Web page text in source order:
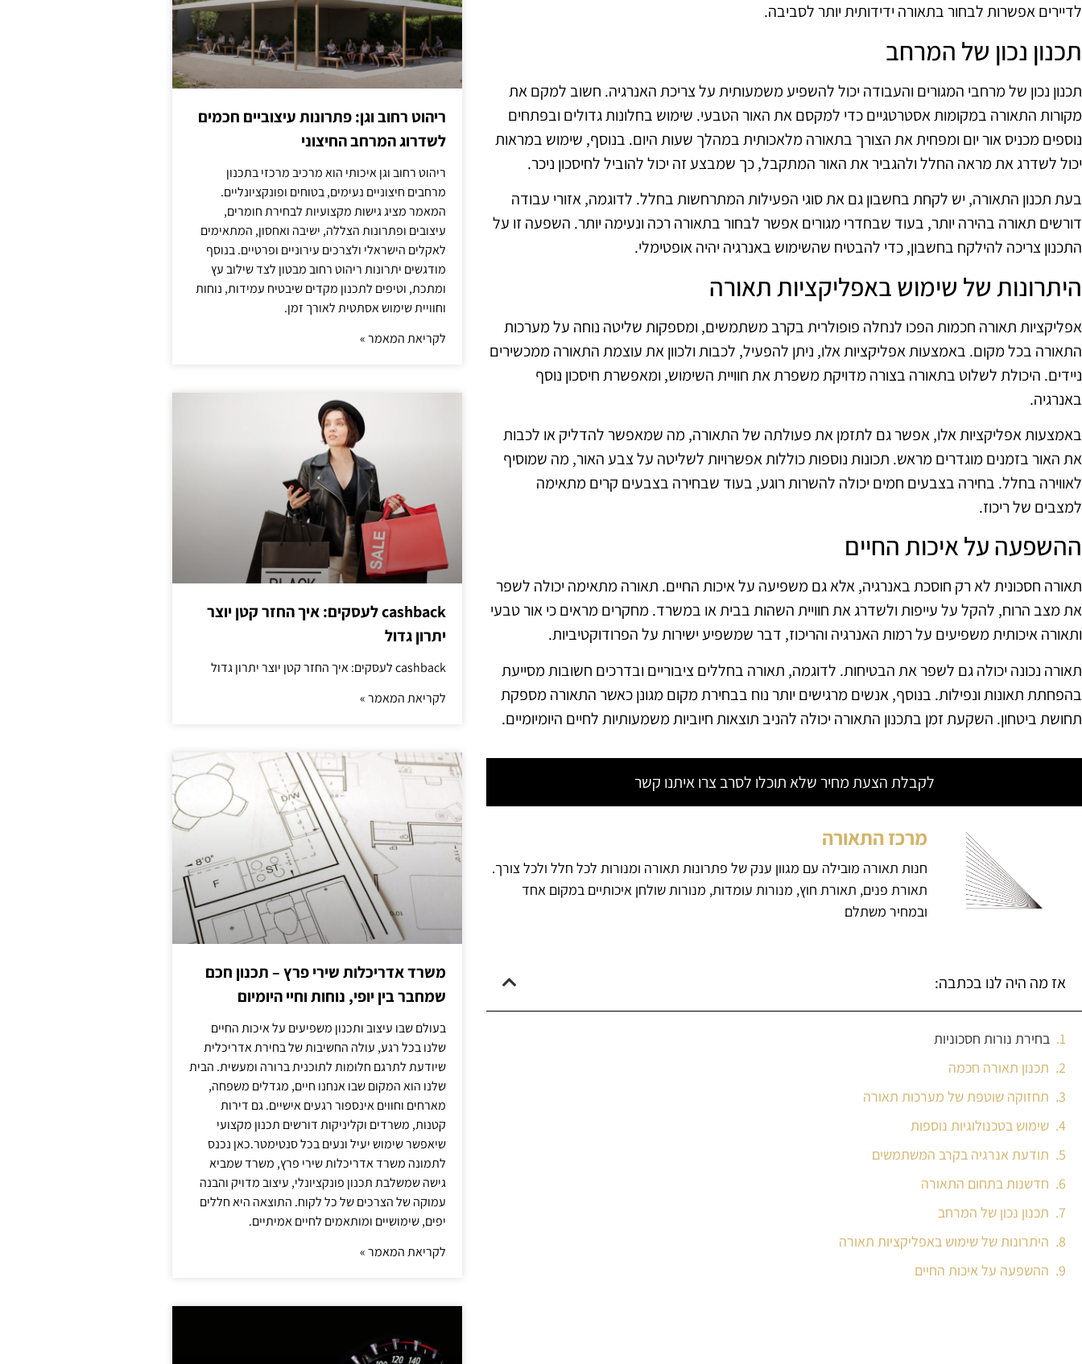
לדיירים אפשרות לבחור בתאורה ידידותית יותר לסביבה.
תכנון נכון של המרחב
תכנון נכון של מרחבי המגורים והעבודה יכול להשפיע משמעותית על צריכת האנרגיה. חשוב למקם את
מקורות התאורה במקומות אסטרטגיים כדי למקסם את האור הטבעי. שימוש בחלונות גדולים ובפתחים
נוספים מכניס אור יום ומפחית את הצורך בתאורה מלאכותית במהלך שעות היום. בנוסף, שימוש במראות
יכול לשדרג את מראה החלל ולהגביר את האור המתקבל, כך שמבצע זה יכול להוביל לחיסכון ניכר.
בעת תכנון התאורה, יש לקחת בחשבון גם את סוגי הפעילות המתרחשות בחלל. לדוגמה, אזורי עבודה
דורשים תאורה בהירה יותר, בעוד שבחדרי מגורים אפשר לבחור בתאורה רכה ונעימה יותר. השפעה זו על
התכנון צריכה להילקח בחשבון, כדי להבטיח שהשימוש באנרגיה יהיה אופטימלי.
היתרונות של שימוש באפליקציות תאורה
אפליקציות תאורה חכמות הפכו לנחלה פופולרית בקרב משתמשים, ומספקות שליטה נוחה על מערכות
התאורה בכל מקום. באמצעות אפליקציות אלו, ניתן להפעיל, לכבות ולכוון את עוצמת התאורה ממכשירים
ניידים. היכולת לשלוט בתאורה בצורה מדויקת משפרת את חוויית השימוש, ומאפשרת חיסכון נוסף
באנרגיה.
באמצעות אפליקציות אלו, אפשר גם לתזמן את פעולתה של התאורה, מה שמאפשר להדליק או לכבות
את האור בזמנים מוגדרים מראש. תכונות נוספות כוללות אפשרויות לשליטה על צבע האור, מה שמוסיף
לאווירה בחלל. בחירה בצבעים חמים יכולה להשרות רוגע, בעוד שבחירה בצבעים קרים מתאימה
למצבים של ריכוז.
ההשפעה על איכות החיים
תאורה חסכונית לא רק חוסכת באנרגיה, אלא גם משפיעה על איכות החיים. תאורה מתאימה יכולה לשפר
את מצב הרוח, להקל על עייפות ולשדרג את חוויית השהות בבית או במשרד. מחקרים מראים כי אור טבעי
ותאורה איכותית משפיעים על רמות האנרגיה והריכוז, דבר שמשפיע ישירות על הפרודוקטיביות.
תאורה נכונה יכולה גם לשפר את הבטיחות. לדוגמה, תאורה בחללים ציבוריים ובדרכים חשובות מסייעת
בהפחתת תאונות ונפילות. בנוסף, אנשים מרגישים יותר נוח בבחירת מקום מגונן כאשר התאורה מספקת
תחושת ביטחון. השקעת זמן בתכנון התאורה יכולה להניב תוצאות חיוביות משמעותיות לחיים היומיומיים.
לקבלת הצעת מחיר שלא תוכלו לסרב צרו איתנו קשר
מרכז התאורה
חנות תאורה מובילה עם מגוון ענק של פתרונות תאורה ומנורות לכל חלל ולכל צורך.
תאורת פנים, תאורת חוץ, מנורות עומדות, מנורות שולחן איכותיים במקום אחד
ובמחיר משתלם
אז מה היה לנו בכתבה:
בחירת נורות חסכוניות
תכנון תאורה חכמה
תחזוקה שוטפת של מערכות תאורה
שימוש בטכנולוגיות נוספות
תודעת אנרגיה בקרב המשתמשים
חדשנות בתחום התאורה
תכנון נכון של המרחב
היתרונות של שימוש באפליקציות תאורה
ההשפעה על איכות החיים
ריהוט רחוב וגן: פתרונות עיצוביים חכמים
לשדרוג המרחב החיצוני
ריהוט רחוב וגן איכותי הוא מרכיב מרכזי בתכנון
מרחבים חיצוניים נעימים, בטוחים ופונקציונליים.
המאמר מציג גישות מקצועיות לבחירת חומרים,
עיצובים ופתרונות הצללה, ישיבה ואחסון, המתאימים
לאקלים הישראלי ולצרכים עירוניים ופרטיים. בנוסף
מודגשים יתרונות ריהוט רחוב מבטון לצד שילוב עץ
ומתכת, וטיפים לתכנון מקדים שיבטיח עמידות, נוחות
וחוויית שימוש אסתטית לאורך זמן.
לקריאת המאמר »
cashback לעסקים: איך החזר קטן יוצר
יתרון גדול
cashback לעסקים: איך החזר קטן יוצר יתרון גדול
לקריאת המאמר »
משרד אדריכלות שירי פרץ – תכנון חכם
שמחבר בין יופי, נוחות וחיי היומיום
בעולם שבו עיצוב ותכנון משפיעים על איכות החיים
שלנו בכל רגע, עולה החשיבות של בחירת אדריכלית
שיודעת לתרגם חלומות לתוכנית ברורה ומעשית. הבית
שלנו הוא המקום שבו אנחנו חיים, מגדלים משפחה,
מארחים וחווים אינספור רגעים אישיים. גם דירות
קטנות, משרדים וקליניקות דורשים תכנון מקצועי
שיאפשר שימוש יעיל ונעים בכל סנטימטר.כאן נכנס
לתמונה משרד אדריכלות שירי פרץ, משרד שמביא
גישה שמשלבת תכנון פונקציונלי, עיצוב מדויק והבנה
עמוקה של הצרכים של כל לקוח. התוצאה היא חללים
יפים, שימושיים ומותאמים לחיים אמיתיים.
לקריאת המאמר »